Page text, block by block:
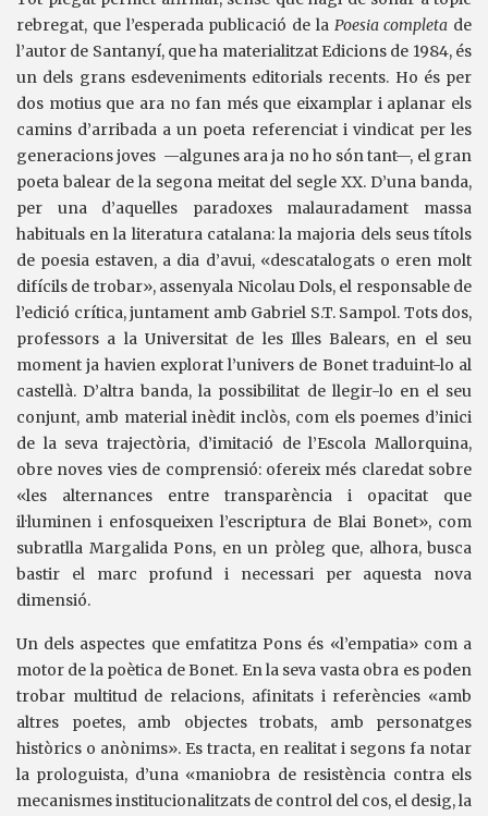
rebregat, que l’esperada publicació de la Poesia completa de
l’autor de Santanyí, que ha materialitzat Edicions de 1984, és
un dels grans esdeveniments editorials recents. Ho és per
dos motius que ara no fan més que eixamplar i aplanar els
camins d’arribada a un poeta referenciat i vindicat per les
generacions joves —algunes ara ja no ho són tant—, el gran
poeta balear de la segona meitat del segle XX. D’una banda,
per una d’aquelles paradoxes malauradament massa
habituals en la literatura catalana: la majoria dels seus títols
de poesia estaven, a dia d’avui, «descatalogats o eren molt
difícils de trobar», assenyala Nicolau Dols, el responsable de
l’edició crítica, juntament amb Gabriel S.T. Sampol. Tots dos,
professors a la Universitat de les Illes Balears, en el seu
moment ja havien explorat l’univers de Bonet traduint-lo al
castellà. D’altra banda, la possibilitat de llegir-lo en el seu
conjunt, amb material inèdit inclòs, com els poemes d’inici
de la seva trajectòria, d’imitació de l’Escola Mallorquina,
obre noves vies de comprensió: ofereix més claredat sobre
«les alternances entre transparència i opacitat que
il·luminen i enfosqueixen l’escriptura de Blai Bonet», com
subratlla Margalida Pons, en un pròleg que, alhora, busca
bastir el marc profund i necessari per aquesta nova
dimensió.
Un dels aspectes que emfatitza Pons és «l’empatia» com a
motor de la poètica de Bonet. En la seva vasta obra es poden
trobar multitud de relacions, afinitats i referències «amb
altres poetes, amb objectes trobats, amb personatges
històrics o anònims». Es tracta, en realitat i segons fa notar
la prologuista, d’una «maniobra de resistència contra els
mecanismes institucionalitzats de control del cos, el desig, la